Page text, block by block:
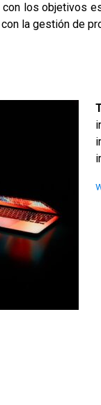
con los objetivos
la gestión de